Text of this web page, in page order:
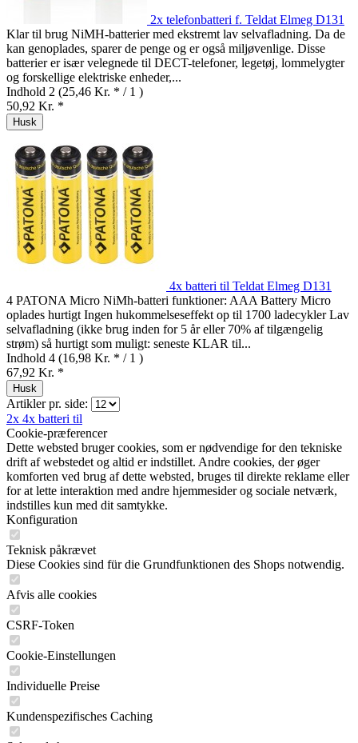
2x telefonbatteri f. Teldat Elmeg D131
Klar til brug NiMH-batterier med ekstremt lav selvafladning. Da de
kan genoplades, sparer de penge og er også miljøvenlige. Disse
batterier er især velegnede til DECT-telefoner, legetøj, lommelygter
og forskellige elektriske enheder,...
Indhold 2 (25,46 Kr. * / 1 )
50,92 Kr. *
Husk
4x batteri til Teldat Elmeg D131
4 PATONA Micro NiMh-batteri funktioner: AAA Battery Micro
oplades hurtigt Ingen hukommelseseffekt op til 1700 ladecykler Lav
selvafladning (ikke brug inden for 5 år eller 70% af tilgængelig
strøm) så hurtigt som muligt: seneste KLAR til...
Indhold 4 (16,98 Kr. * / 1 )
67,92 Kr. *
Husk
Artikler pr. side:
2x 4x batteri til
Cookie-præferencer
Dette websted bruger cookies, som er nødvendige for den tekniske
drift af webstedet og altid er indstillet. Andre cookies, der øger
komforten ved brug af dette websted, bruges til direkte reklame eller
for at lette interaktion med andre hjemmesider og sociale netværk,
indstilles kun med dit samtykke.
Konfiguration
Teknisk påkrævet
Diese Cookies sind für die Grundfunktionen des Shops notwendig.
Afvis alle cookies
CSRF-Token
Cookie-Einstellungen
Individuelle Preise
Kundenspezifisches Caching